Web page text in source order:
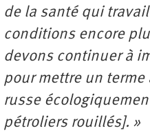
de la santé qui
conditions encore
devons continuer à
pour mettre un
russe
pétroliers rouillés]. »